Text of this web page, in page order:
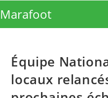
to
content
Marafoot
Équipe
locaux